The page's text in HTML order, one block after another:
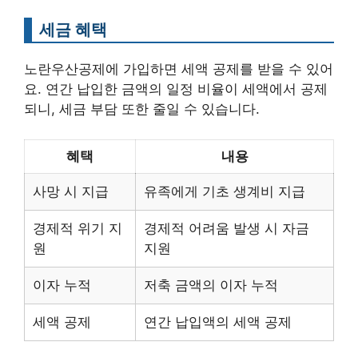
세금 혜택
노란우산공제에 가입하면 세액 공제를 받을 수 있어
요. 연간 납입한 금액의 일정 비율이 세액에서 공제
되니, 세금 부담 또한 줄일 수 있습니다.
혜택 내용
사망 시 지급 유족에게 기초 생계비 지급
경제적 위기 지
원
경제적 어려움 발생 시 자금
지원
이자 누적 저축 금액의 이자 누적
세액 공제 연간 납입액의 세액 공제